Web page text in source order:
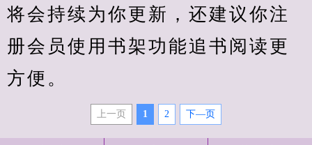
将会持续为你更新，还建议你注
册会员使用书架功能追书阅读更
方便。
上一页 1 2 下—页